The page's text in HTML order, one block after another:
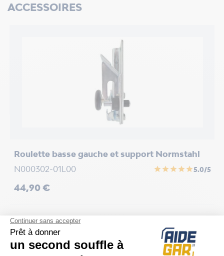
ACCESSOIRES
Roulette basse gauche et support Normstahl
N000302-01L00
star star star star star5.0/5
Prix
44,90 €